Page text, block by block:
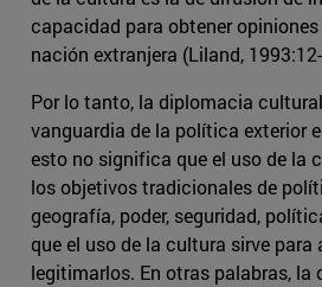
capacidad para obtener
nación extranjera (Liland,
Por lo tanto, la diplomacia
vanguardia de la política exterior
esto no significa que el uso de la
los objetivos tradicionales de
geografía, poder, seguridad,
que el uso de la cultura sirve para
legitimarlos. En otras palabras, la